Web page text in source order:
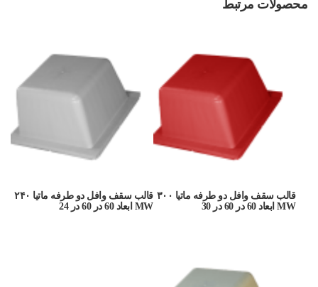
محصولات مرتبط
قالب سقف وافل دو طرفه ماتیا ۳۰۰
MW ابعاد 60 در 60 در 30
قالب سقف وافل دو طرفه ماتیا ۲۴۰
MW ابعاد 60 در 60 در 24